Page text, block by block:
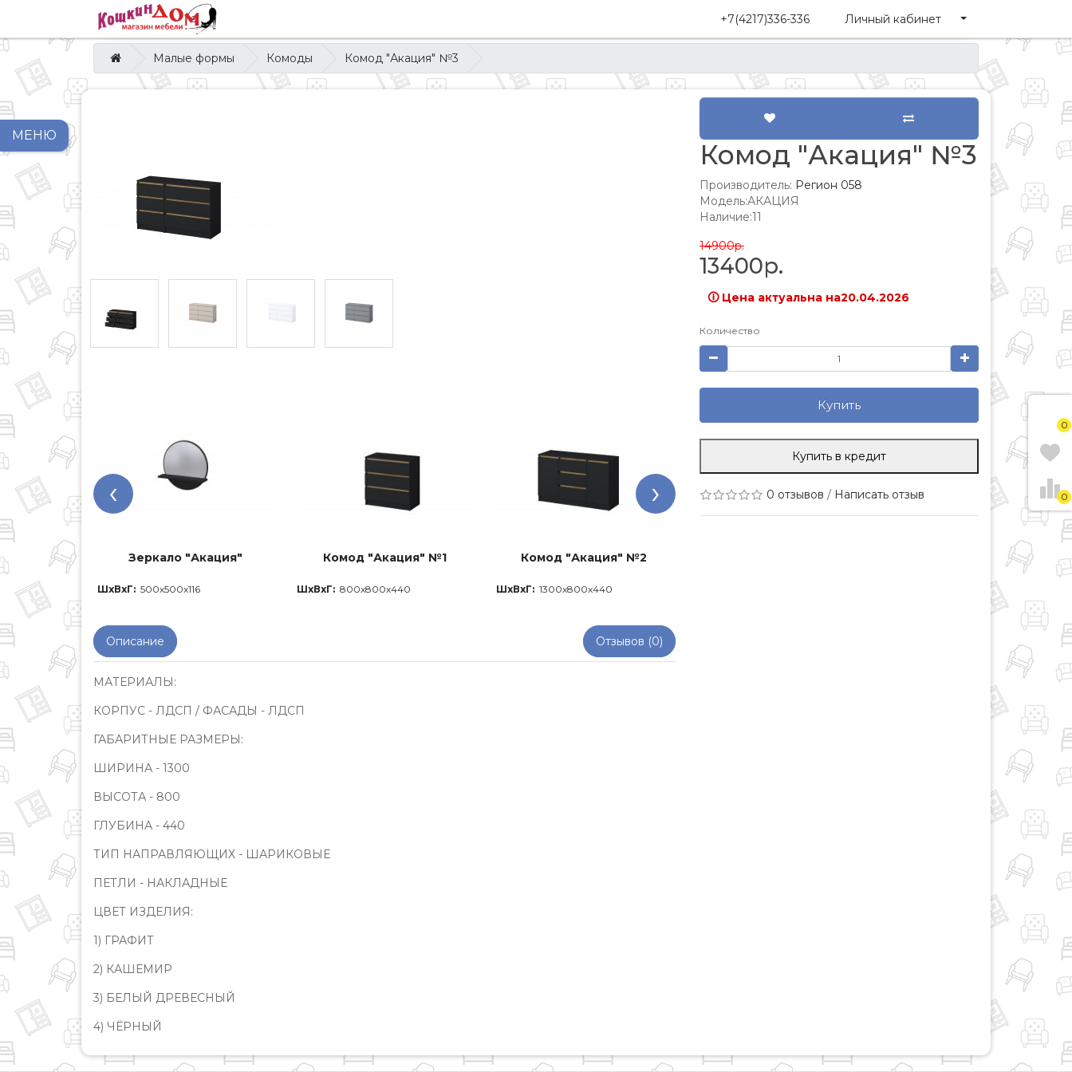
+7(4217)336-336 Личный кабинет
0
0
МЕНЮ
Малые формы Комоды Комод "Акация" №3
Зеркало "Акация"
ШхВхГ: 500x500x116
Комод "Акация" №1
ШхВхГ: 800x800x440
Комод "Акация" №2
ШхВхГ: 1300x800x440
Кровать "Акация" 1.4м.
1435x850x2050
‹ ›
Описание Отзывов (0)
МАТЕРИАЛЫ:
КОРПУС - ЛДСП / ФАСАДЫ - ЛДСП
ГАБАРИТНЫЕ РАЗМЕРЫ:
ШИРИНА - 1300
ВЫСОТА - 800
ГЛУБИНА - 440
ТИП НАПРАВЛЯЮЩИХ - ШАРИКОВЫЕ
ПЕТЛИ - НАКЛАДНЫЕ
ЦВЕТ ИЗДЕЛИЯ:
1) ГРАФИТ
2) КАШЕМИР
3) БЕЛЫЙ ДРЕВЕСНЫЙ
4) ЧЁРНЫЙ
Комод "Акация" №3
Производитель: Регион 058
Модель:АКАЦИЯ
Наличие:11
14900р.
13400р.
🛈 Цена актуальна на20.04.2026
Количество
Купить
Купить в кредит
0 отзывов / Написать отзыв